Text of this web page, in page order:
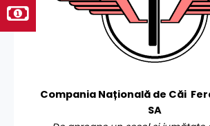
Compania Națională de Căi
SA